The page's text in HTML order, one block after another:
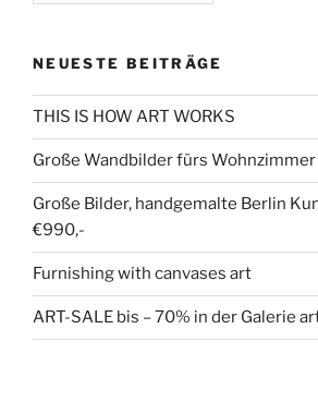
NEUESTE BEITRÄGE
THIS IS HOW ART WORKS
Große Wandbilder fürs Wohnzimmer
Große Bilder, handgemalte Berlin
€990,-
Furnishing with canvases art
ART-SALE bis – 70% in der Galerie